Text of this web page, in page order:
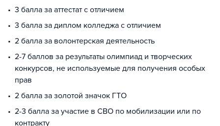
3 балла за аттестат с отличием
3 балла за диплом колледжа с отличием
2 балла за волонтерская деятельность
2-7 баллов за результаты олимпиад и творческих
конкурсов, не используемые для получения особых
прав
2 балла за золотой значок ГТО
2-3 балла за участие в СВО по мобилизации или по
контракту